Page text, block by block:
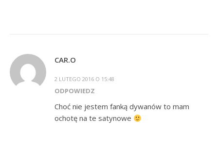
CAR.O
2 LUTEGO 2016 O 15:48
ODPOWIEDZ
Choć nie jestem fanką dywanów to mam
ochotę na te satynowe